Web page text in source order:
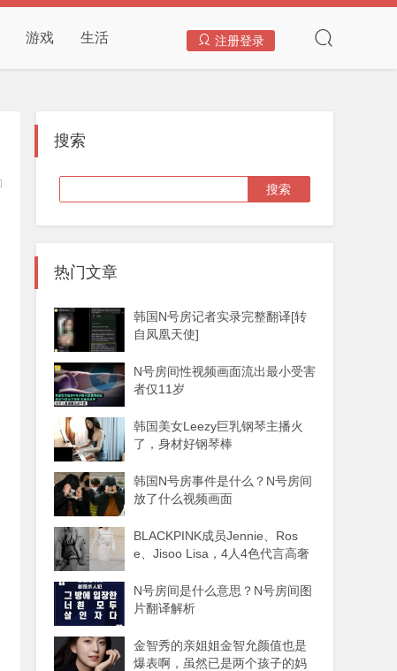
游戏 生活 注册登录
搜索
热门文章
韩国N号房记者实录完整翻译[转
自凤凰天使]
N号房间性视频画面流出最小受害
者仅11岁
韩国美女Leezy巨乳钢琴主播火
了，身材好钢琴棒
韩国N号房事件是什么？N号房间
放了什么视频画面
BLACKPINK成员Jennie、Ros
e、Jisoo Lisa，4人4色代言高奢
N号房间是什么意思？N号房间图
片翻译解析
金智秀的亲姐姐金智允颜值也是
爆表啊，虽然已是两个孩子的妈